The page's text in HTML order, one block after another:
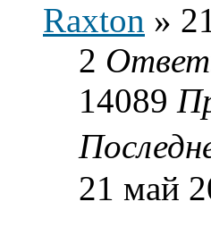
Raxton »
2
14089
21 май